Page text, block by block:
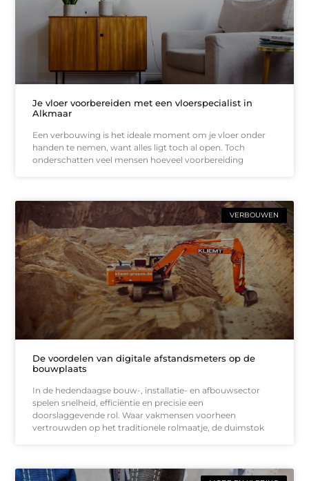
Je vloer voorbereiden met een vloerspecialist in
Alkmaar
Een verbouwing is het ideale moment om je vloer onder
handen te nemen, want alles ligt toch al open. Toch
onderschatten veel mensen hoeveel voorbereiding
VERBOUWEN
De voordelen van digitale afstandsmeters op de
bouwplaats
In de hedendaagse bouw-, installatie- en afbouwsector
spelen snelheid, efficiëntie en precisie een
doorslaggevende rol. Waar vakmensen voorheen
vertrouwden op het traditionele rolmaatje, de duimstok